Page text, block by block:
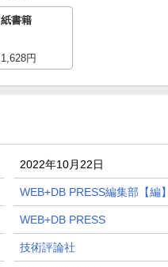
紙書籍
1,628円
2022年10月22日
WEB+DB PRESS編集部【編】
WEB+DB PRESS
技術評論社